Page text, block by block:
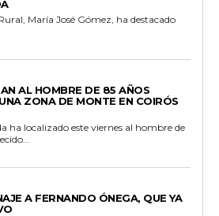
María José Gómez, ha destacado
AL HOMBRE DE 85 AÑOS
ZONA DE MONTE EN COIRÓS
ha localizado este viernes al hombre de
A FERNANDO ÓNEGA, QUE YA